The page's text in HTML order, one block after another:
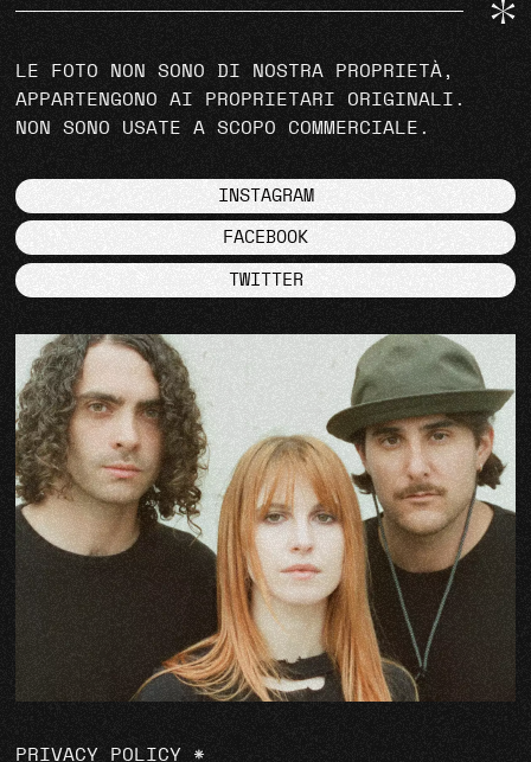
LE FOTO NON SONO DI NOSTRA PROPRIETÀ,
APPARTENGONO AI PROPRIETARI ORIGINALI.
NON SONO USATE A SCOPO COMMERCIALE.
INSTAGRAM
FACEBOOK
TWITTER
PRIVACY POLICY *